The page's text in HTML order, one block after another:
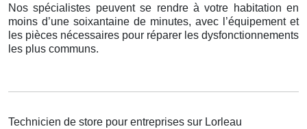
Nos spécialistes peuvent se rendre à votre habitation en
moins d’une soixantaine de minutes, avec l’équipement et
les pièces nécessaires pour réparer les dysfonctionnements
les plus communs.
Technicien de store pour entreprises sur Lorleau